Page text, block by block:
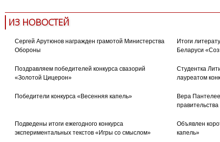
ИЗ НОВОСТЕЙ
Сергей Арутюнов награжден грамотой Министерства
Обороны
Итоги
Беларуси
Поздравляем победителей конкурса свазорий
«Золотой Цицерон»
Студентка
лауреатом
Победители конкурса «Весенняя капель»
Вера
Подведены итоги ежегодного конкурса
экспериментальных текстов «Игры со смыслом»
Объявлен
капель»